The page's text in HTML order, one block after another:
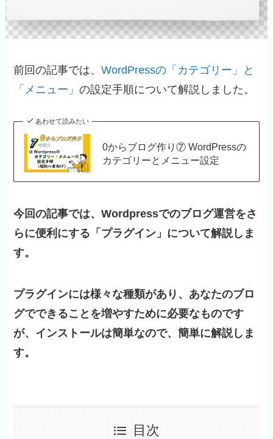
前回の記事では、WordPressの「カテゴリー」と
「メニュー」の設定手順について解説しました。
あわせて読みたい
0からブログ作り⑦ WordPressの
カテゴリーとメニュー設定
今回の記事では、Wordpressでのブログ運営をさ
らに便利にする「プラグイン」について解説しま
す。
プラグインには様々な種類があり、あなたのブロ
グでできることを増やすために必要なものです
が、インストールは簡単なので、簡単に解説しま
す。
目次